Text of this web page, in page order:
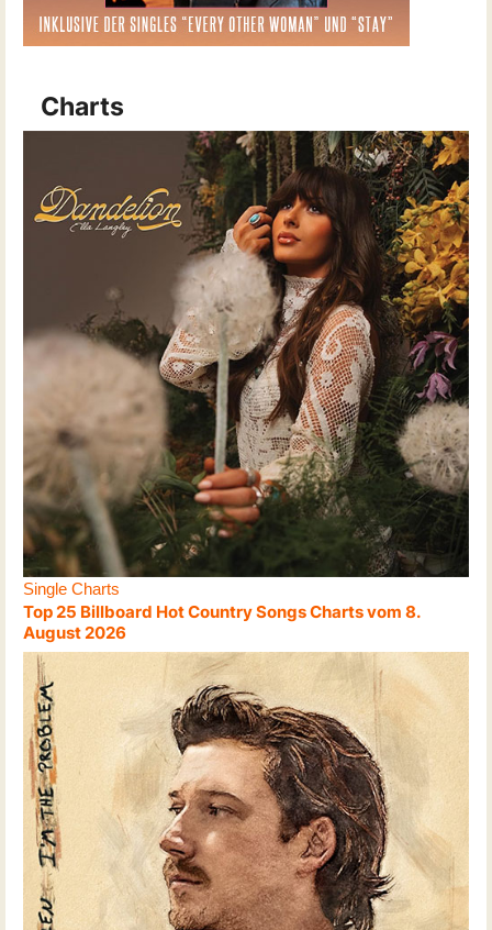
Charts
Single Charts
Top 25 Billboard Hot Country Songs Charts vom 8.
August 2026